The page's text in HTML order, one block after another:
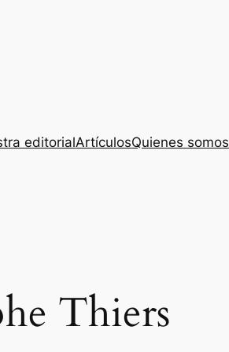
editorialArtículosQuienes somos
Thiers